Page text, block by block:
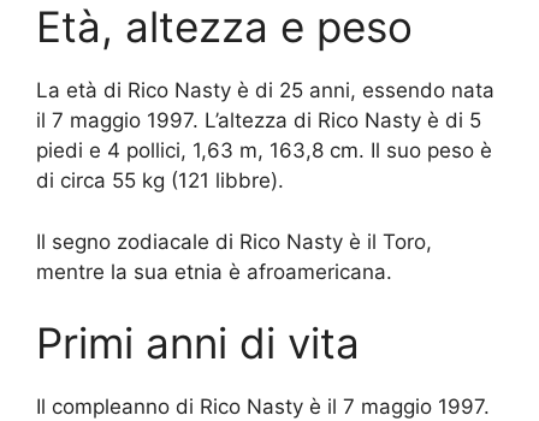
Età, altezza e peso
La età di Rico Nasty è di 25 anni, essendo nata
il 7 maggio 1997. L’altezza di Rico Nasty è di 5
piedi e 4 pollici, 1,63 m, 163,8 cm. Il suo peso è
di circa 55 kg (121 libbre).
Il segno zodiacale di Rico Nasty è il Toro,
mentre la sua etnia è afroamericana.
Primi anni di vita
Il compleanno di Rico Nasty è il 7 maggio 1997.